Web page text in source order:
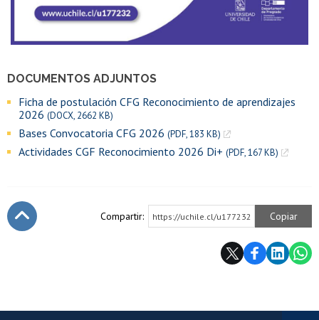
DOCUMENTOS ADJUNTOS
Ficha de postulación CFG Reconocimiento de aprendizajes
2026 (DOCX, 2662 KB)
Bases Convocatoria CFG 2026 (PDF, 183 KB)
Actividades CGF Reconocimiento 2026 Di+ (PDF, 167 KB)
Compartir: https://uchile.cl/u177232 Copiar